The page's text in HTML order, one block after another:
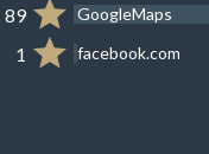
89 GoogleMaps
1 facebook.com